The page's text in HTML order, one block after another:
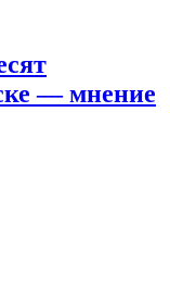
— мнение